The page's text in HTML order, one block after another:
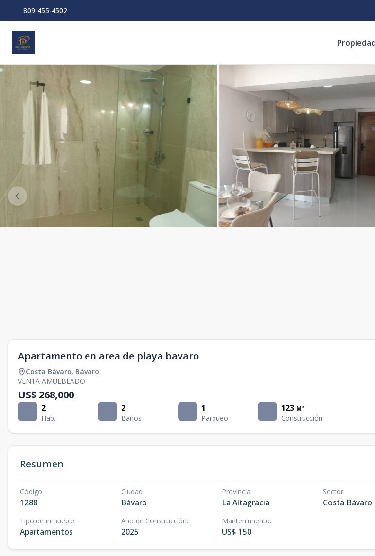
809-455-4502
Apartamento en area de playa bavaro
Costa Bávaro, Bávaro
VENTA AMUEBLADO
US$ 268,000
2
Hab.
2
Baños
1
Parqueo
123 M²
Construcción
Resumen
Código:
1288
Ciudad:
Bávaro
Provincia:
La Altagracia
Sector:
Costa Bávaro
Tipo de inmueble:
Apartamentos
Año de Construcción:
2025
Mantenimiento:
US$ 150